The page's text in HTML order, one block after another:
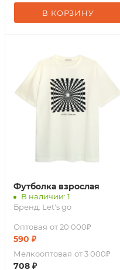
В КОРЗИНУ
Футболка взрослая
В наличии: 1
Бренд: Let's go
Оптовая от 20 000₽
590 ₽
Мелкооптовая от 3 000₽
708 ₽